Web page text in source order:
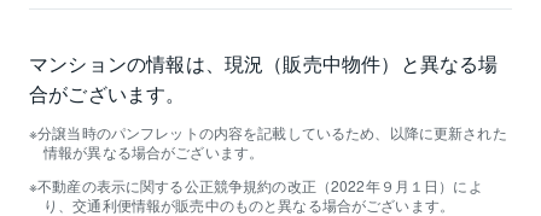
マンションの情報は、現況（販売中物件）と異なる場
合がございます。
分譲当時のパンフレットの内容を記載しているため、以降に更新された
情報が異なる場合がございます。
不動産の表示に関する公正競争規約の改正（2022年９月１日）によ
り、交通利便情報が販売中のものと異なる場合がございます。